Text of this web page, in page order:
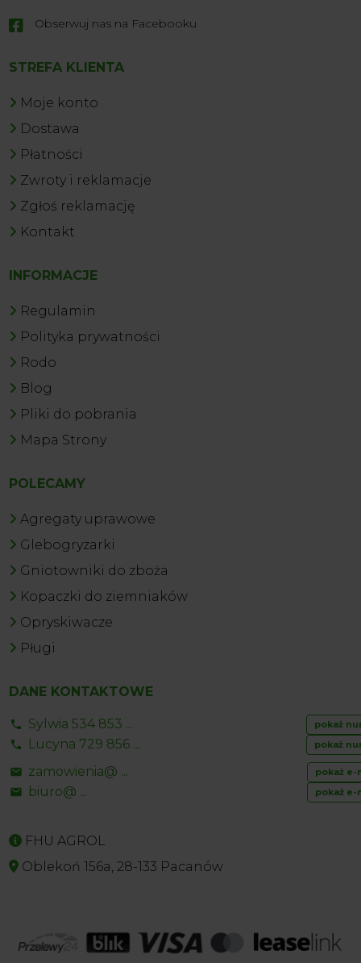
 Obserwuj nas na Facebooku
STREFA KLIENTA
Moje konto
Dostawa
Płatności
Zwroty i reklamacje
Zgłoś reklamację
Kontakt
INFORMACJE
Regulamin
Polityka prywatności
Rodo
Blog
Pliki do pobrania
Mapa Strony
POLECAMY
Agregaty uprawowe
Glebogryzarki
Gniotowniki do zboża
Kopaczki do ziemniaków
Opryskiwacze
Pługi
DANE KONTAKTOWE
Sylwia 534 853 ... pokaż
Lucyna 729 856 ... pokaż
zamowienia@ ... pokaż e-
biuro@ ... pokaż e-
FHU AGROL
Oblekoń 156a, 28-133 Pacanów